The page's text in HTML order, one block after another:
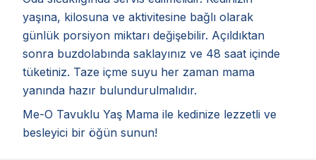
yaşına, kilosuna ve aktivitesine bağlı olarak
günlük porsiyon miktarı değişebilir. Açıldıktan
sonra buzdolabında saklayınız ve 48 saat içinde
tüketiniz. Taze içme suyu her zaman mama
yanında hazır bulundurulmalıdır.
Me-O Tavuklu Yaş Mama ile kedinize lezzetli ve
besleyici bir öğün sunun!